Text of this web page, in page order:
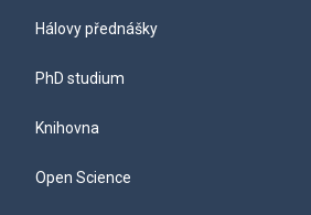
Hálovy přednášky
PhD studium
Knihovna
Open Science